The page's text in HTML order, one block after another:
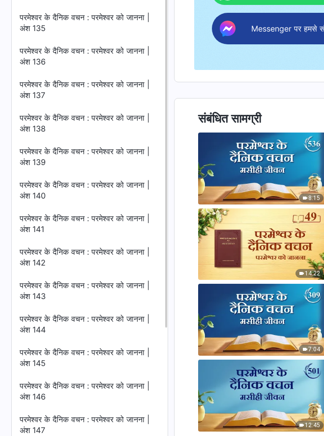
परमेश्वर के दैनिक वचन : परमेश्वर को जानना |
अंश 135
परमेश्वर के दैनिक वचन : परमेश्वर को जानना |
अंश 136
परमेश्वर के दैनिक वचन : परमेश्वर को जानना |
अंश 137
परमेश्वर के दैनिक वचन : परमेश्वर को जानना |
अंश 138
परमेश्वर के दैनिक वचन : परमेश्वर को जानना |
अंश 139
परमेश्वर के दैनिक वचन : परमेश्वर को जानना |
अंश 140
परमेश्वर के दैनिक वचन : परमेश्वर को जानना |
अंश 141
परमेश्वर के दैनिक वचन : परमेश्वर को जानना |
अंश 142
परमेश्वर के दैनिक वचन : परमेश्वर को जानना |
अंश 143
परमेश्वर के दैनिक वचन : परमेश्वर को जानना |
अंश 144
परमेश्वर के दैनिक वचन : परमेश्वर को जानना |
अंश 145
परमेश्वर के दैनिक वचन : परमेश्वर को जानना |
अंश 146
परमेश्वर के दैनिक वचन : परमेश्वर को जानना |
अंश 147
Messenger पर हमसे
संबंधित सामग्री
8:15
14:22
7:04
12:45